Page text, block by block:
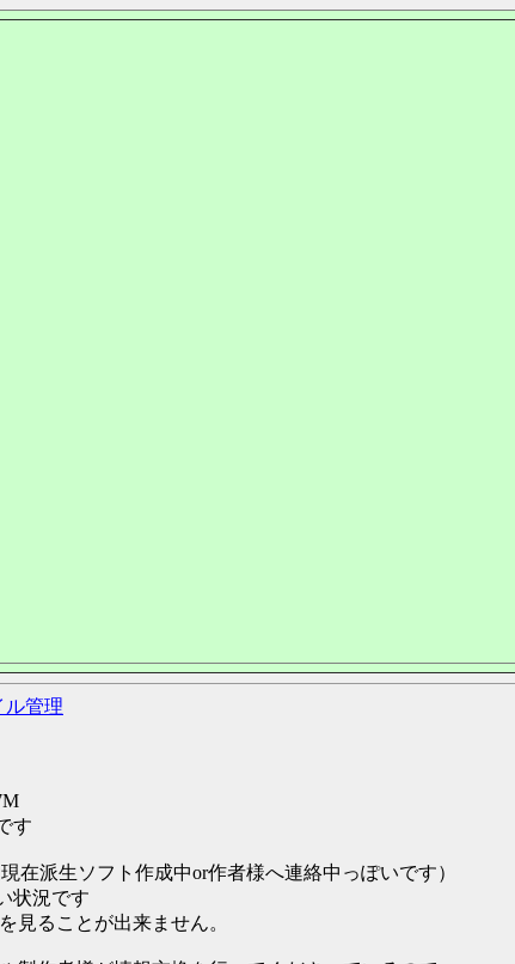
ル管理
す
在派生ソフト作成中or作者様へ連絡中っぽいです）
状況です
見ることが出来ません。